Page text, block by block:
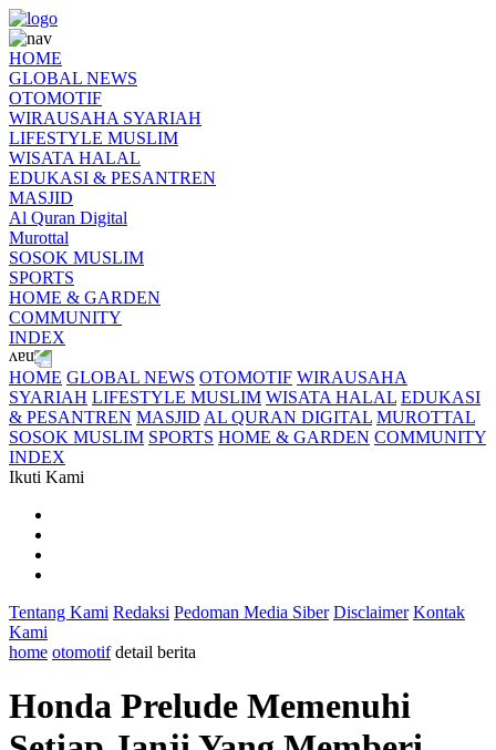
HOME
GLOBAL NEWS
OTOMOTIF
WIRAUSAHA SYARIAH
LIFESTYLE MUSLIM
WISATA HALAL
EDUKASI & PESANTREN
MASJID
Al Quran Digital
Murottal
SOSOK MUSLIM
SPORTS
HOME & GARDEN
COMMUNITY
INDEX
HOME GLOBAL NEWS OTOMOTIF WIRAUSAHA
SYARIAH LIFESTYLE MUSLIM WISATA HALAL EDUKASI
& PESANTREN MASJID AL QURAN DIGITAL MUROTTAL
SOSOK MUSLIM SPORTS HOME & GARDEN COMMUNITY
INDEX
Ikuti Kami
Tentang Kami Redaksi Pedoman Media Siber Disclaimer Kontak
Kami
home otomotif detail berita
Honda Prelude Memenuhi